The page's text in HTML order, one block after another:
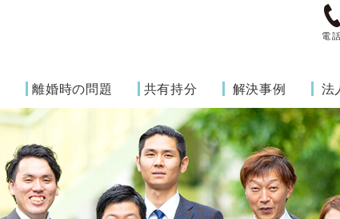
電
離婚時の問題 共有持分 解決事例 法